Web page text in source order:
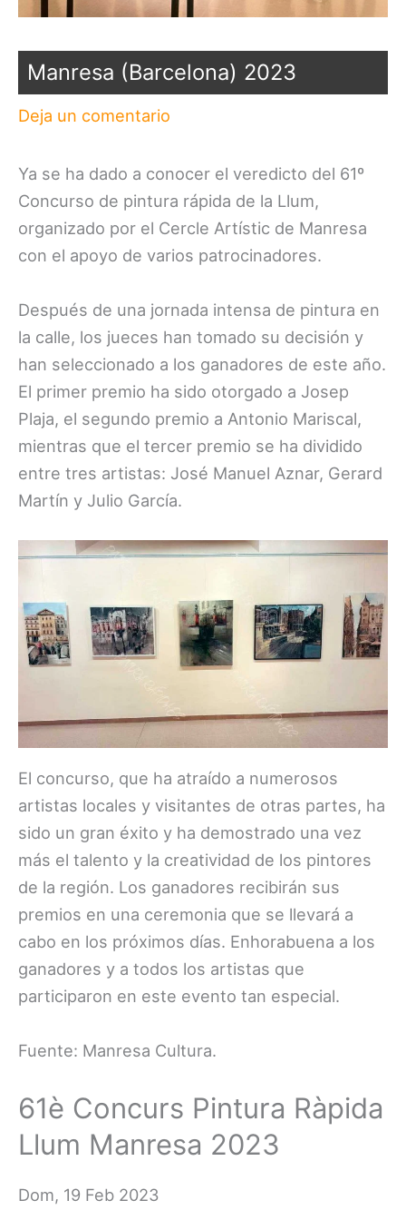
Manresa (Barcelona) 2023
Deja un comentario
Ya se ha dado a conocer el veredicto del 61º
Concurso de pintura rápida de la Llum,
organizado por el Cercle Artístic de Manresa
con el apoyo de varios patrocinadores.
Después de una jornada intensa de pintura en
la calle, los jueces han tomado su decisión y
han seleccionado a los ganadores de este año.
El primer premio ha sido otorgado a Josep
Plaja, el segundo premio a Antonio Mariscal,
mientras que el tercer premio se ha dividido
entre tres artistas: José Manuel Aznar, Gerard
Martín y Julio García.
El concurso, que ha atraído a numerosos
artistas locales y visitantes de otras partes, ha
sido un gran éxito y ha demostrado una vez
más el talento y la creatividad de los pintores
de la región. Los ganadores recibirán sus
premios en una ceremonia que se llevará a
cabo en los próximos días. Enhorabuena a los
ganadores y a todos los artistas que
participaron en este evento tan especial.
Fuente: Manresa Cultura.
61è Concurs Pintura Ràpida
Llum Manresa 2023
Dom, 19 Feb 2023